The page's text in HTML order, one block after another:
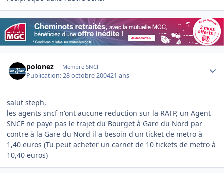
polonez Membre SNCF
Publication:28 octobre 200421 ans
salut steph,
les agents sncf n'ont aucune reduction sur la RATP, un Agent
SNCF ne paye pas le trajet du Bourget à Gare du Nord par
contre à la Gare du Nord il a besoin d'un ticket de metro à
1,40 euros (Tu peut acheter un carnet de 10 tickets de metro à
10,40 euros)